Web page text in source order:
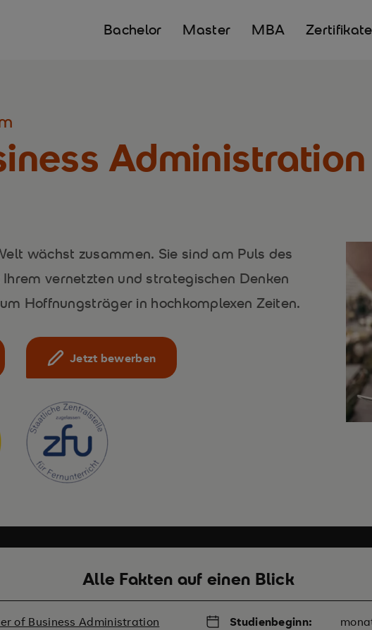
Bachelor Master MBA Zertifikate
wächst zusammen. Sie sind am Puls des
vernetzten und strategischen Denken
Hoffnungsträger in hochkomplexen Zeiten.
Jetzt bewerben
Alle Fakten auf einen Blick
of Business Administration
Studienbeginn: